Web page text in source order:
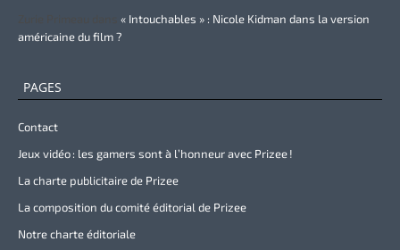
« Intouchables » : Nicole Kidman dans la version
américaine du film ?
PAGES
Contact
Jeux vidéo : les gamers sont à l’honneur avec Prizee !
La charte publicitaire de Prizee
La composition du comité éditorial de Prizee
Notre charte éditoriale